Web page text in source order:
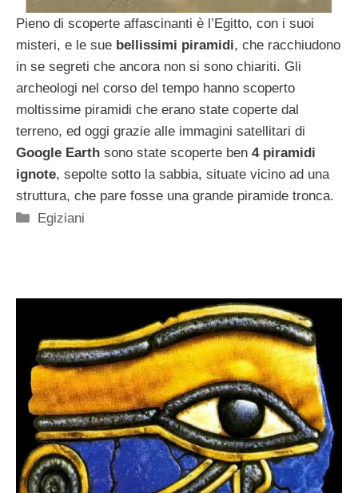
Pieno di scoperte affascinanti è l’Egitto, con i suoi
misteri, e le sue bellissimi piramidi, che racchiudono
in se segreti che ancora non si sono chiariti. Gli
archeologi nel corso del tempo hanno scoperto
moltissime piramidi che erano state coperte dal
terreno, ed oggi grazie alle immagini satellitari di
Google Earth sono state scoperte ben 4 piramidi
ignote, sepolte sotto la sabbia, situate vicino ad una
struttura, che pare fosse una grande piramide tronca.
Categorie
Egiziani